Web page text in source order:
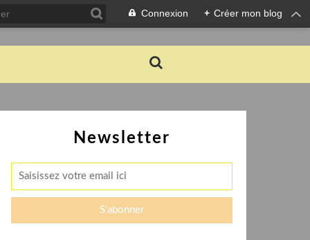
Connexion + Créer mon blog
Newsletter